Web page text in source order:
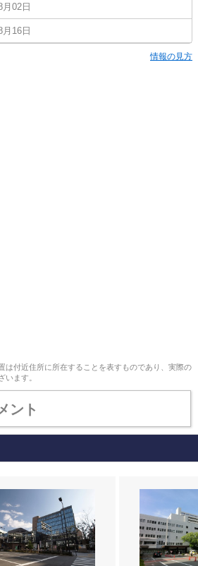
月02日
月16日
情報の見方
は付近住所に所在することを表すものであり、実際の
います。
ント